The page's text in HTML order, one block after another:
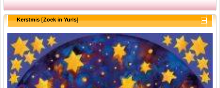
Kerstmis [Zoek in Yurls]